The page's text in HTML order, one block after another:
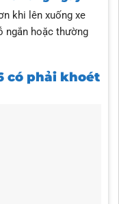
khi lên xuống xe
ngắn hoặc thường
có phải khoét